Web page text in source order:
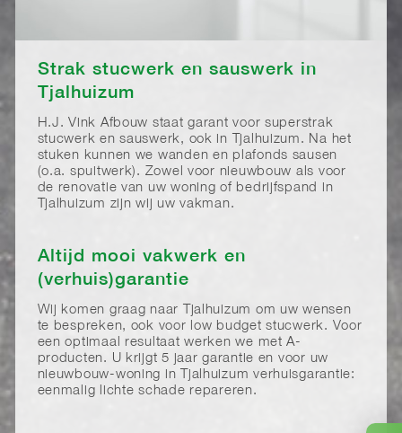
Strak stucwerk en sauswerk in
Tjalhuizum
H.J. Vink Afbouw staat garant voor superstrak
stucwerk en sauswerk, ook in Tjalhuizum. Na het
stuken kunnen we wanden en plafonds sausen
(o.a. spuitwerk). Zowel voor nieuwbouw als voor
de renovatie van uw woning of bedrijfspand in
Tjalhuizum zijn wij uw vakman.
Altijd mooi vakwerk en
(verhuis)garantie
Wij komen graag naar Tjalhuizum om uw wensen
te bespreken, ook voor low budget stucwerk. Voor
een optimaal resultaat werken we met A-
producten. U krijgt 5 jaar garantie en voor uw
nieuwbouw-woning in Tjalhuizum verhuisgarantie:
eenmalig lichte schade repareren.